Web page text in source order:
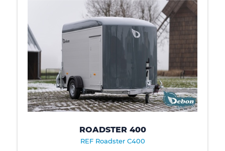
ROADSTER 400
REF Roadster C400